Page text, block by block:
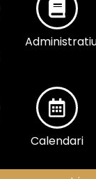
Calendari